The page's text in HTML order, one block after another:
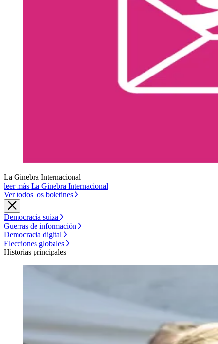
La Ginebra Internacional
leer más La Ginebra Internacional
Ver todos los boletines
Democracia suiza
Guerras de información
Democracia digital
Elecciones globales
Historias principales